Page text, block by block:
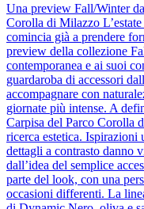
Una preview Fall/Winter
Corolla di Milazzo
comincia già a prendere
preview della collezione
contemporanea e ai suoi
guardaroba di accessori
accompagnare con
giornate più intense. A
Carpisa del Parco Corolla
ricerca estetica.
dettagli a contrasto danno
dall’idea del semplice
parte del look, con una
occasioni differenti. La